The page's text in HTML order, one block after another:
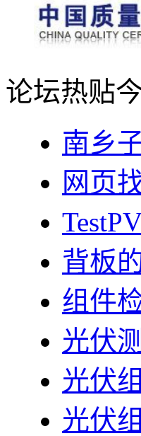
论坛热贴
南乡
网页
背板
组件
光伏
光伏
光伏